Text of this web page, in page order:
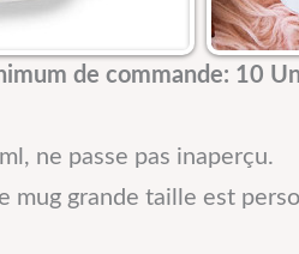
de commande: 10
ne passe pas inaperçu.
grande taille est